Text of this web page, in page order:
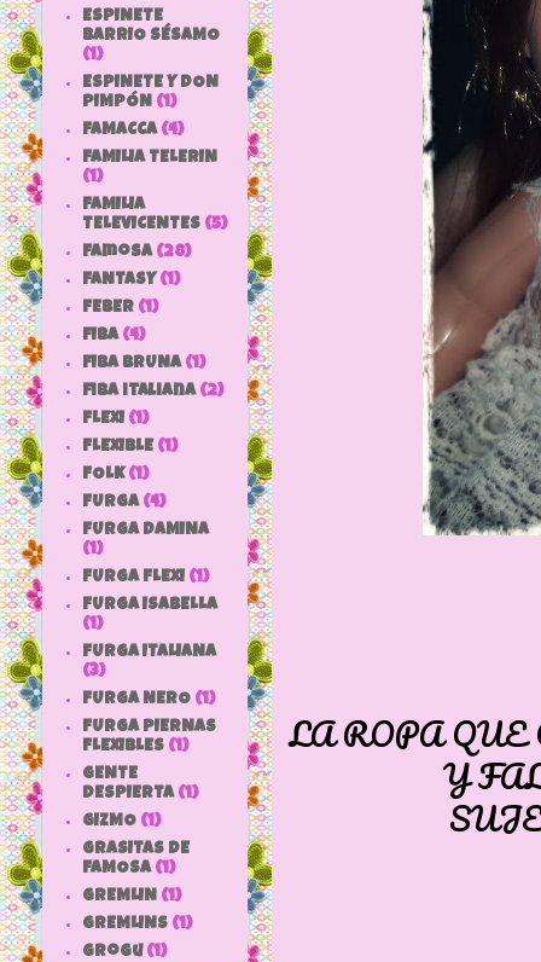
LA ROPA
Y
ESPINETE
BARRIO SÉSAMO
(1)
ESPINETE Y DON
PIMPÓN (1)
FAMACCA (4)
FAMILIA TELERIN
(1)
FAMILIA
TELEVICENTES (5)
Famosa (28)
FANTASY (1)
FEBER (1)
FIBA (4)
FIBA BRUNA (1)
fiba italiana (2)
FLEXI (1)
FLEXIBLE (1)
FOLK (1)
FURGA (4)
FURGA DAMINA
(1)
FURGA FLEXI (1)
FURGA ISABELLA
(1)
FURGA ITALIANA
(3)
FURGA NERO (1)
FURGA PIERNAS
FLEXIBLES (1)
GENTE
DESPIERTA (1)
GIZMO (1)
GRASITAS DE
FAMOSA (1)
GREMLIN (1)
GREMLINS (1)
grogu (1)